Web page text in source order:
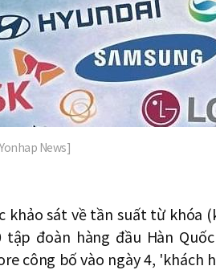
News]
khảo sát về tần suất từ ​​khóa
tập đoàn hàng đầu Hàn
công bố vào ngày 4,